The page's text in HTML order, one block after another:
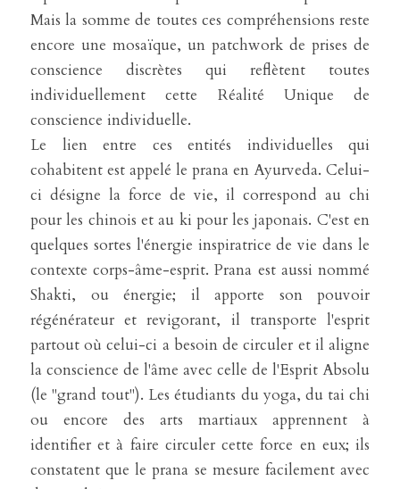
Mais la somme de toutes ces compréhensions reste
encore une mosaïque, un patchwork de prises de
conscience discrètes qui reflètent toutes
individuellement cette Réalité Unique de
conscience individuelle.
Le lien entre ces entités individuelles qui
cohabitent est appelé le prana en Ayurveda. Celui-
ci désigne la force de vie, il correspond au chi
pour les chinois et au ki pour les japonais. C'est en
quelques sortes l'énergie inspiratrice de vie dans le
contexte corps-âme-esprit. Prana est aussi nommé
Shakti, ou énergie; il apporte son pouvoir
régénérateur et revigorant, il transporte l'esprit
partout où celui-ci a besoin de circuler et il aligne
la conscience de l'âme avec celle de l'Esprit Absolu
(le "grand tout"). Les étudiants du yoga, du tai chi
ou encore des arts martiaux apprennent à
identifier et à faire circuler cette force en eux; ils
constatent que le prana se mesure facilement avec